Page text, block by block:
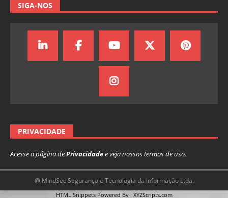
SIGA-NOS
PRIVACIDADE
Acesse a página dePrivacidadee veja nossos termos de uso.
@ MindSec Segurança e Tecnologia da Informação Ltda.
HTML SnippetsPowered By : XYZScripts.com